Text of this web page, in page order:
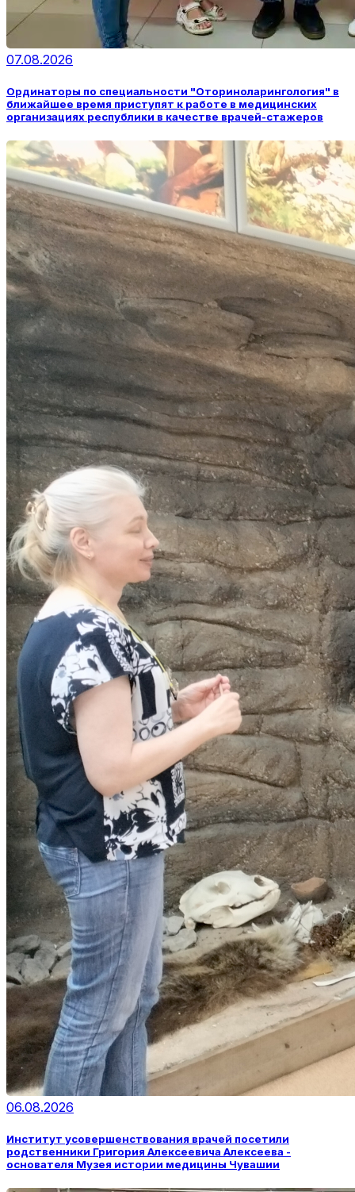
07.08.2026
Ординаторы по специальности "Оториноларингология" в
ближайшее время приступят к работе в медицинских
организациях республики в качестве врачей-стажеров
06.08.2026
Институт усовершенствования врачей посетили
родственники Григория Алексеевича Алексеева -
основателя Музея истории медицины Чувашии